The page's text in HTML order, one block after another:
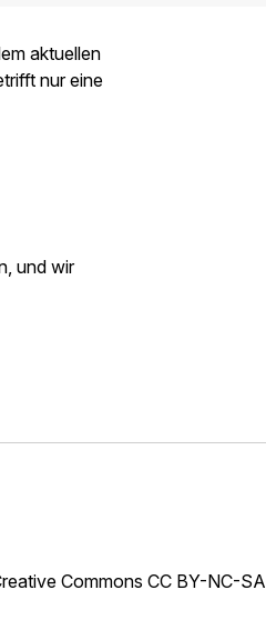
aktuellen
nur eine
und wir
Commons CC BY-NC-SA